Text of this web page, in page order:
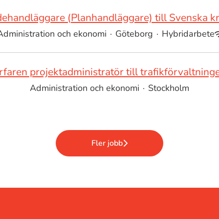
(Planhandläggare) till Svenska
och ekonomi · Göteborg · Hybridarbete
projektadministratör till
Administration och ekonomi · Stockholm
Fler jobb